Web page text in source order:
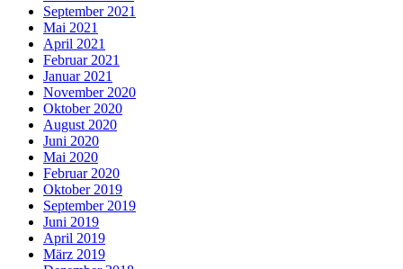
September 2021
Mai 2021
April 2021
Februar 2021
Januar 2021
November 2020
Oktober 2020
August 2020
Juni 2020
Mai 2020
Februar 2020
Oktober 2019
September 2019
Juni 2019
April 2019
März 2019